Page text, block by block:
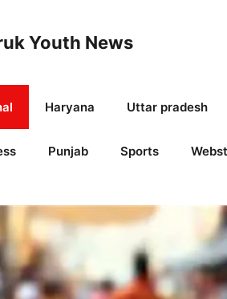
Youth News
Haryana Uttar pradesh
Punjab Sports